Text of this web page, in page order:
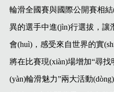
輪滑全國賽與國際公開賽相
異的選手中進(jìn)行選拔，
會(huì)，感受來自世界的實
將在比賽現(xiàn)場增加“尋
(yàn)輪滑魅力”兩大活動